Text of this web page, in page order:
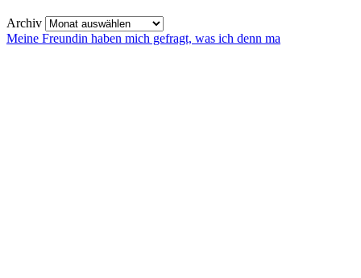
Archiv
Meine Freundin haben mich gefragt, was ich denn ma